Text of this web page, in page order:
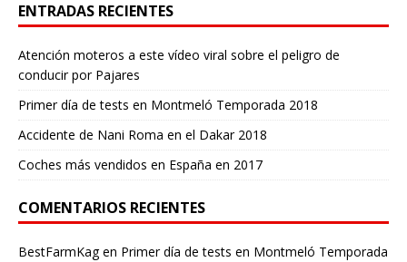
ENTRADAS RECIENTES
Atención moteros a este vídeo viral sobre el peligro de
conducir por Pajares
Primer día de tests en Montmeló Temporada 2018
Accidente de Nani Roma en el Dakar 2018
Coches más vendidos en España en 2017
COMENTARIOS RECIENTES
BestFarmKagen Primer día de tests en Montmeló Temporada